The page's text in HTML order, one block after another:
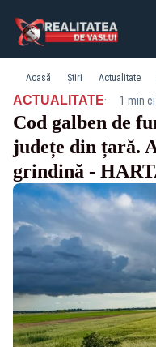
Acasă Știri Actualitate
ACTUALITATE· 1 min
Cod galben de
județe din țară.
grindină -